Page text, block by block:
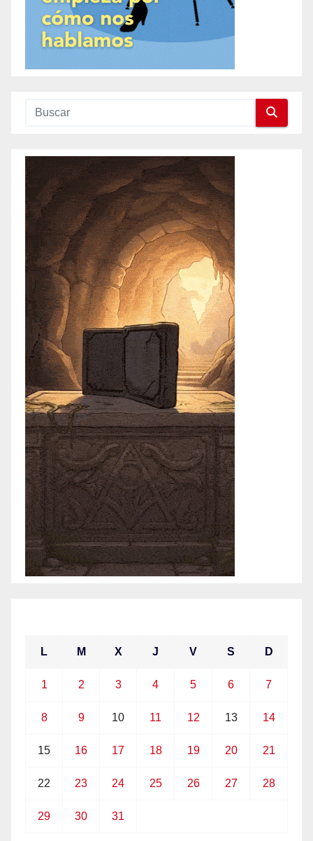
L M X J V S D
1 2 3 4 5 6 7
8 9 10 11 12 13 14
15 16 17 18 19 20 21
22 23 24 25 26 27 28
29 30 31